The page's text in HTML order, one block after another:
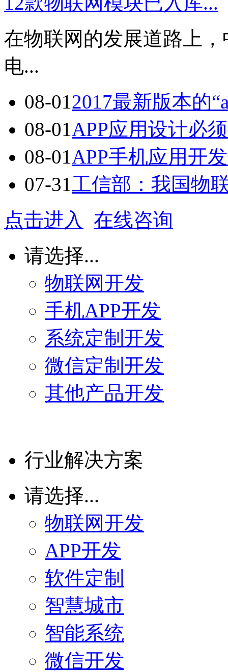
在物联网的发展道路上
电...
08-012017最新版本的
08-01APP应用设计必
08-01APP手机应用开
07-31工信部：我国物
点击进入
在线咨询
请选择...
物联网开发
手机APP开发
系统定制开发
微信定制开发
其他产品开发
行业解决方案
请选择...
物联网开发
APP开发
软件定制
智慧城市
智能系统
微信开发